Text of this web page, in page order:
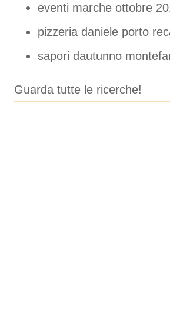
eventi marche ottobre
pizzeria daniele porto
sapori dautunno
Guarda tutte le ricerche!